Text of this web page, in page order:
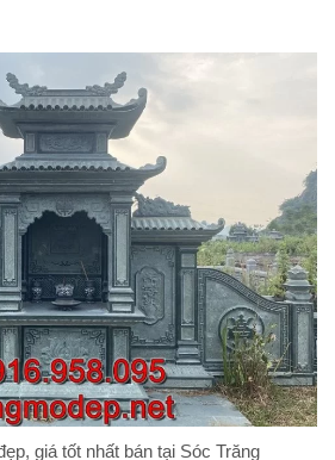
giá tốt nhất bán tại Sóc Trăng